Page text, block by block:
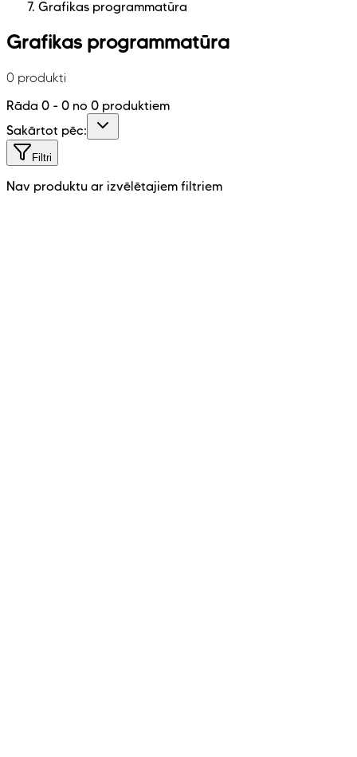
Grafikas programmatūra
Grafikas programmatūra
0 produkti
Rāda 0 - 0 no 0 produktiem
Sakārtot pēc:
Filtri
Nav produktu ar izvēlētajiem filtriem